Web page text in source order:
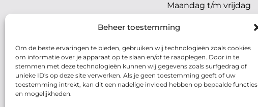
Beheer toestemming
Om de beste ervaringen te bieden, gebruiken wij technologieën zoals cookies
om informatie over je apparaat op te slaan en/of te raadplegen. Door in te
stemmen met deze technologieën kunnen wij gegevens zoals surfgedrag of
unieke ID's op deze site verwerken. Als je geen toestemming geeft of uw
toestemming intrekt, kan dit een nadelige invloed hebben op bepaalde functies
en mogelijkheden.
072 - 57 16 9 40
Parelweg 3, 1812 RS
Alkmaar
Routebeschrijving
Maandag t/m vrijdag
Zaterdag
Zondag